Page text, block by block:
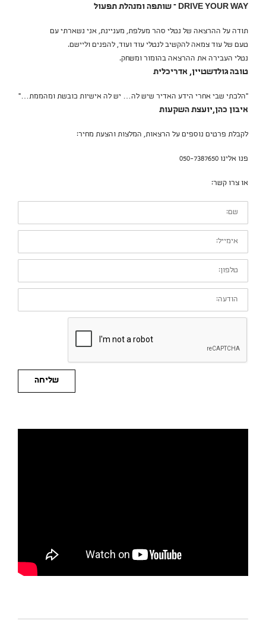
DRIVE YOUR WAY – שותפה ומנהלת תפעול
תודה על ההרצאה של נטלי סהר מעלפת, מעניינת, אני נשארתי עם
טעם של עוד צמאה להקשיב לנטלי עוד ועוד, להפנים וליישם.
נטלי העבירה את ההרצאה בהומור ומשחק.
טובה גולדשטיין, אדריכלית
"הלכתי שבי אחרי הידע האדיר שיש לה… יש לה אישיות כובשת ומהממת…"
איבון כהן,יועצת השקעות
לקבלת פרטים נוספים על הרצאות, המלצות והצעת מחיר:
פנו אלינו 050-7387650
או צרו קשר:
שם:
אימייל:
טלפון:
הודעה:
שליחה